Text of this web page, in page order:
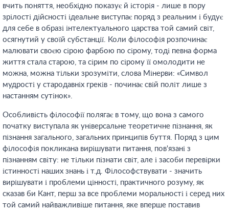
вчить поняття, необхідно показує й історія - лише в пору
зрілості дійсності ідеальне виступає поряд з реальним і будує
для себе в образі інтелектуального царства той самий світ,
осягнутий у своїй субстанції. Коли філософія розпочинає
малювати своєю сірою фарбою по сірому, тоді певна форма
життя стала старою, та сірим по сірому її омолодити не
можна, можна тільки зрозуміти, слова Мінерви: «Символ
мудрості у стародавніх греків - починає свій політ лише з
настанням сутінок».
Особливість філософії полягає в тому, що вона з самого
початку виступала як універсальне теоретичне пізнання, як
пізнання загального, загальних принципів буття. Поряд з цим
філософія покликана вирішувати питання, пов'язані з
пізнанням світу: не тільки пізнати світ, але і засоби перевірки
істинності наших знань і т.д. Філософствувати - значить
вирішувати і проблеми цінності, практичного розуму, як
сказав би Кант, перш за все проблеми моральності і серед них
той самий найважливіше питання, яке вперше поставив